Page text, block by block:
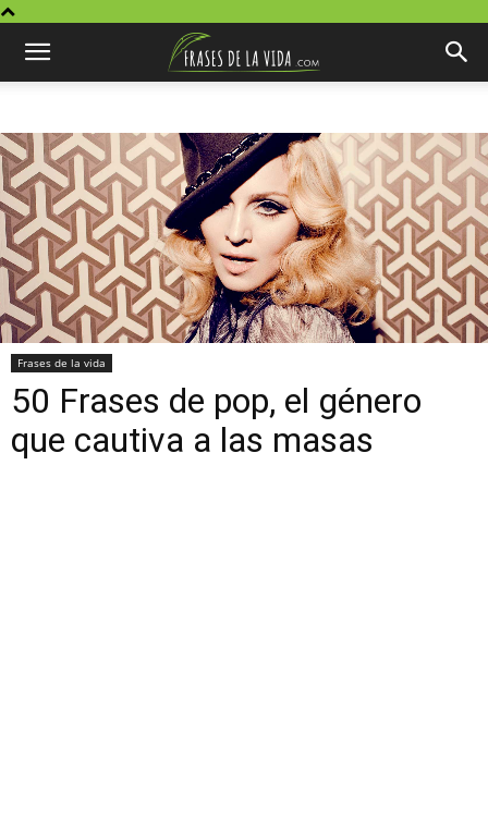
Frases de la vida
50 Frases de pop, el género
que cautiva a las masas